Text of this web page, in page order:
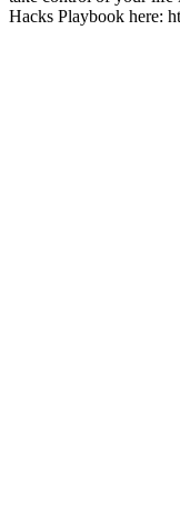
Hacks Playbook here: